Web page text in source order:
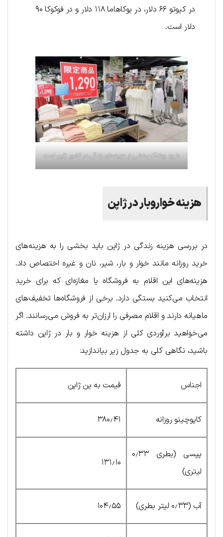
در کیوتو ۶۶ دلار، در یوکاهاما ۱۱۸ دلار و در فوکوکا ۹۰
دلار است.
خرید پوشاک بخشی از هزینه‌های زندگی در کشور ژاپن است
هزینه خواروبار در ژاپن
در بررسی هزینه زندگی در ژاپن باید بخشی را به هزینه‌های
خرید روزانه مانند خوار و بار، شیر، نان و غیره اختصاص داد.
هزینه‌های این اقلام به فروشگاه یا مغازه‌ای که برای خرید
انتخاب می‌کنید بستگی دارد. برخی از فروشگاه‌ها تخفیف‌های
ماهیانه دارند و اقلام مصرفی را ارزان‌تر به فروش می‌رسانند. اگر
می‌خواهید برآوردی کلی از هزینه خوار و بار در ژاپن داشته
باشید، نگاهی کلی به جدول زیر بیاندازید:
اجناس قیمت به ین ژاپن
کاپوچینو روزانه ۳۸۰٫۴۱
پپسی (بطری ۰٫۳۳
لیتری)
۱۳۱٫۱۰
آب (۰٫۳۳ لیتر بطری) ۱۰۴٫۵۵